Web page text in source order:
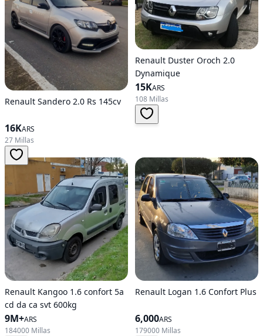
Renault Sandero 2.0 Rs 145cv
16KARS
27 Millas
Renault Duster Oroch 2.0
Dynamique
15KARS
108 Millas
Renault Kangoo 1.6 confort 5a
cd da ca svt 600kg
9M+ARS
184000 Millas
Renault Logan 1.6 Confort Plus
6,000ARS
179000 Millas